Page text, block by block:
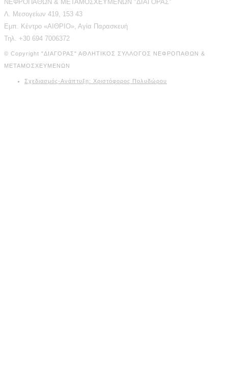
ΝΕΦΡΟΠΑΘΩΝ & ΜΕΤΑΜΟΣΧΕΥΜΕΝΩΝ "ΔΙΑΓΟΡΑΣ"
Λ. Μεσογείων 419, 153 43
Εμπ. Κέντρο «ΑΙΘΡΙΟ», Αγία Παρασκευή
Τηλ. +30 694 7006372
© Copyright "ΔΙΑΓΟΡΑΣ" ΑΘΛΗΤΙΚΟΣ ΣΥΛΛΟΓΟΣ ΝΕΦΡΟΠΑΘΩΝ &
ΜΕΤΑΜΟΣΧΕΥΜΕΝΩΝ
Σχεδιασμός-Ανάπτυξη: Χριστόφορος Πολυδώρου